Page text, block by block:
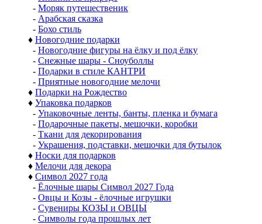
- Моряк путешественик
- Арабская сказка
- Бохо стиль
♦ Новогодние подарки
- Новогодние фигуры на ёлку и под ёлку
- Снежные шары - Сноуболлы
- Подарки в стиле КАНТРИ
- Приятные новогодние мелочи
♦ Подарки на Рождество
♦ Упаковка подарков
- Упаковочные ленты, банты, пленка и бумага
- Подарочные пакеты, мешочки, коробки
- Ткани для декорирования
- Украшения, подставки, мешочки для бутылок
♦ Носки для подарков
♦ Мелочи для декора
♦ Символ 2027 года
- Ёлочные шары Символ 2027 Года
- Овцы и Козы - ёлочные игрушки
- Сувениры КОЗЫ и ОВЦЫ
- Символы года прошлых лет